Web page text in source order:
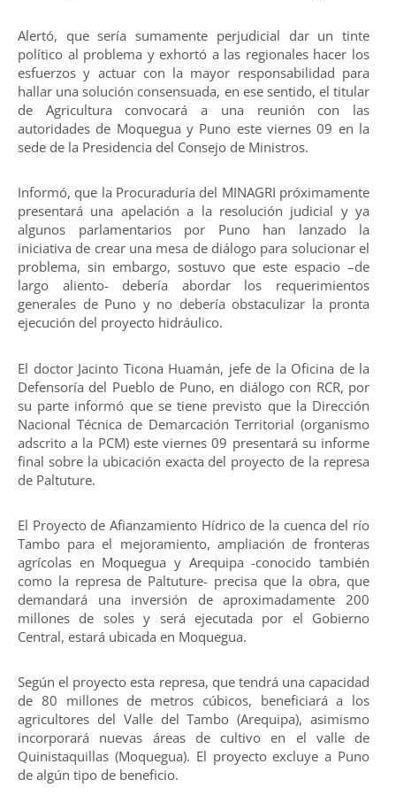
Alertó, que sería sumamente perjudicial dar un tinte
político al problema y exhortó a las regionales hacer los
esfuerzos y actuar con la mayor responsabilidad para
hallar una solución consensuada, en ese sentido, el titular
de Agricultura convocará a una reunión con las
autoridades de Moquegua y Puno este viernes 09 en la
sede de la Presidencia del Consejo de Ministros.
Informó, que la Procuraduría del MINAGRI próximamente
presentará una apelación a la resolución judicial y ya
algunos parlamentarios por Puno han lanzado la
iniciativa de crear una mesa de diálogo para solucionar el
problema, sin embargo, sostuvo que este espacio –de
largo aliento- debería abordar los requerimientos
generales de Puno y no debería obstaculizar la pronta
ejecución del proyecto hidráulico.
El doctor Jacinto Ticona Huamán, jefe de la Oficina de la
Defensoría del Pueblo de Puno, en diálogo con RCR, por
su parte informó que se tiene previsto que la Dirección
Nacional Técnica de Demarcación Territorial (organismo
adscrito a la PCM) este viernes 09 presentará su informe
final sobre la ubicación exacta del proyecto de la represa
de Paltuture.
El Proyecto de Afianzamiento Hídrico de la cuenca del río
Tambo para el mejoramiento, ampliación de fronteras
agrícolas en Moquegua y Arequipa -conocido también
como la represa de Paltuture- precisa que la obra, que
demandará una inversión de aproximadamente 200
millones de soles y será ejecutada por el Gobierno
Central, estará ubicada en Moquegua.
Según el proyecto esta represa, que tendrá una capacidad
de 80 millones de metros cúbicos, beneficiará a los
agricultores del Valle del Tambo (Arequipa), asimismo
incorporará nuevas áreas de cultivo en el valle de
Quinistaquillas (Moquegua). El proyecto excluye a Puno
de algún tipo de beneficio.